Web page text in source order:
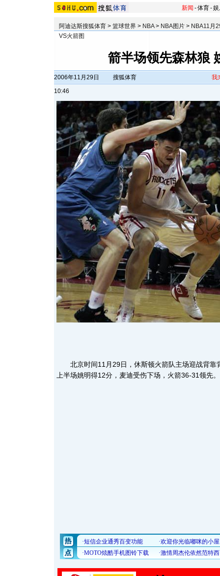
新闻 -体育-
阿迪达斯搜狐体育 > 篮球世界 > NBA> NBA图片 > NBA11月
VS火箭图
箭半场领先森林狼
2006年11月29日
10:46
搜狐体育 我
北京时间11月29日，休斯顿火箭队主场迎战背靠
上半场姚明得12分，麦迪受伤下场，火箭36-31领先。